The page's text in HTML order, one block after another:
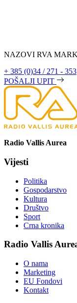
NAZOVI RVA
+ 385 (0)34 / 271 - 353
POŠALJI UPIT
Radio Vallis Aurea
Vijesti
Politika
Gospodarstvo
Kultura
Društvo
Sport
Crna kronika
Radio Vallis
O nama
Marketing
EU Fondovi
Kontakt